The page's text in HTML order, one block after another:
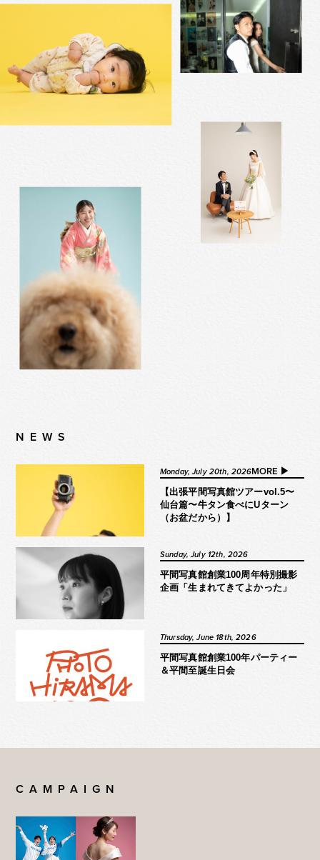
NEWS
MORE ▶︎
Monday, July 20th, 2026
【出張平間写真館ツアーvol.5〜
仙台篇〜牛タン食べにUターン
（お盆だから）】
Sunday, July 12th, 2026
平間写真館創業100周年特別撮影
企画「生まれてきてよかった」
Thursday, June 18th, 2026
平間写真館創業100年パーティー
＆平間至誕生日会
CAMPAIGN